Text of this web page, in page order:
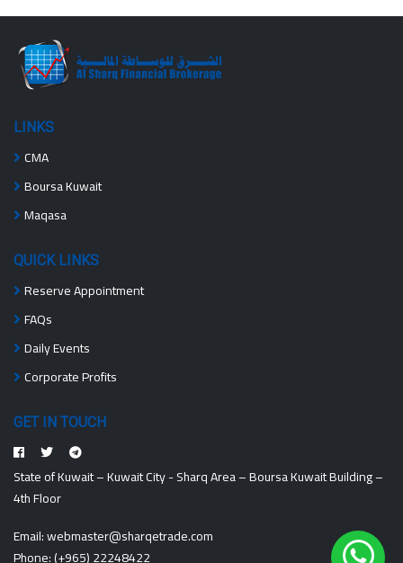
LINKS
CMA
Boursa Kuwait
Maqasa
QUICK LINKS
Reserve Appointment
FAQs
Daily Events
Corporate Profits
GET IN TOUCH
State of Kuwait – Kuwait City - Sharq Area – Boursa Kuwait Building –
4th Floor
Email:webmaster@sharqetrade.com
Phone:(+965) 22248422